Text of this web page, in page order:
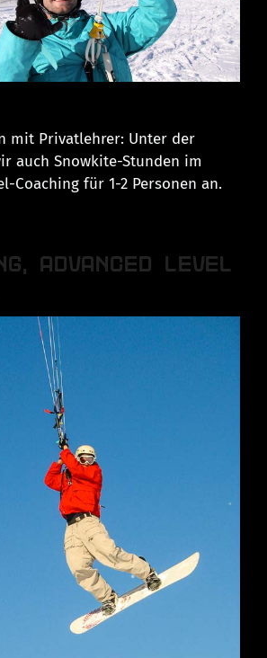
mit Privatlehrer: Unter der
auch Snowkite-Stunden im
Coaching für 1-2 Personen an.
ADVANCED LEVEL